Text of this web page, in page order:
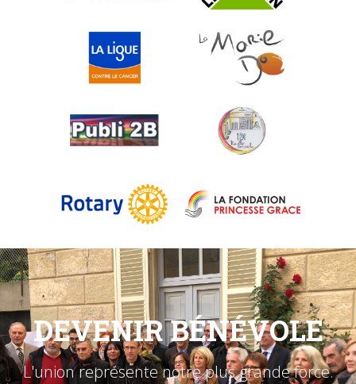
DEVENIR BÉNÉVOLE
L'union représente notre plus grande force.